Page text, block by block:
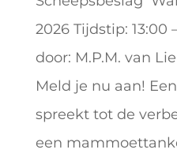
2026 Tijdstip: 13:00
door: M.P.M. van
Meld je nu aan!
spreekt tot de
een